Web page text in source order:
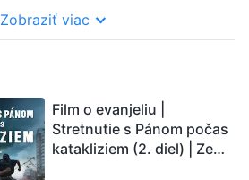
Zobraziť viac
Film o evanjeliu |
Stretnutie s Pánom počas
katakliziem (2. diel) | Zem